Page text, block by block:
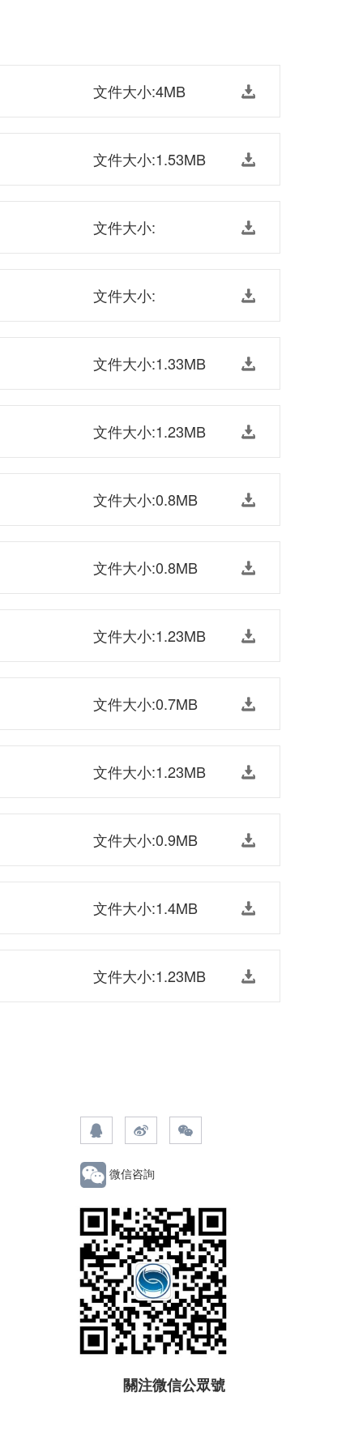
文件大小:4MB
文件大小:1.53MB
文件大小:
文件大小:
文件大小:1.33MB
文件大小:1.23MB
文件大小:0.8MB
文件大小:0.8MB
文件大小:1.23MB
文件大小:0.7MB
文件大小:1.23MB
文件大小:0.9MB
文件大小:1.4MB
文件大小:1.23MB
微信咨詢
關注微信公眾號